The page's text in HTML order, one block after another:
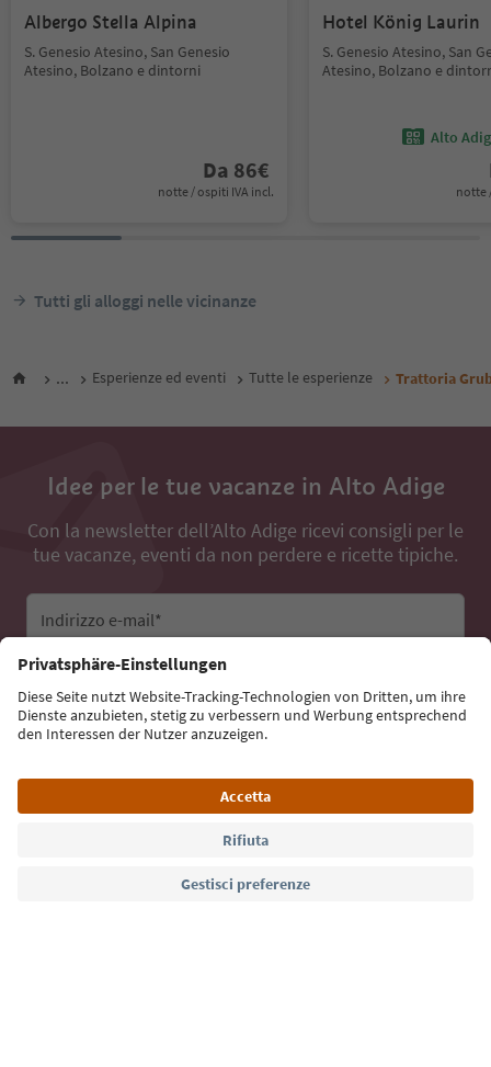
Albergo Stella Alpina
S. Genesio Atesino, San Genesio
Atesino, Bolzano e dintorni
Da 86€
notte / ospiti IVA incl.
Hotel König Laurin
S. Genesio Atesino, San
Atesino, Bolzano e
Alto
notte
Tutti gli alloggi nelle vicinanze
... Esperienze ed eventi Tutte le esperienze Trattoria
Idee per le tue vacanze in Alto Adige
Con la newsletter dell’Alto Adige ricevi consigli per le
tue vacanze, eventi da non perdere e ricette tipiche.
Indirizzo e-mail*
Iscriviti alla newsletter